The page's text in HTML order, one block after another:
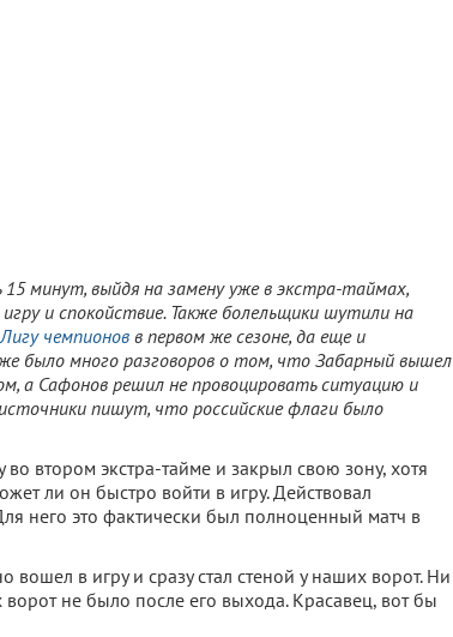
минут, выйдя на замену уже в экстра-таймах,
и спокойствие. Также болельщики шутили на
Лигу чемпионов в первом же сезоне, да еще и
было много разговоров о том, что Забарный вышел
а Сафонов решил не провоцировать ситуацию и
пишут, что российские флаги было
втором экстра-тайме и закрыл свою зону, хотя
ли он быстро войти в игру. Действовал
него это фактически был полноценный матч в
вошел в игру и сразу стал стеной у наших ворот. Ни
не было после его выхода. Красавец, вот бы